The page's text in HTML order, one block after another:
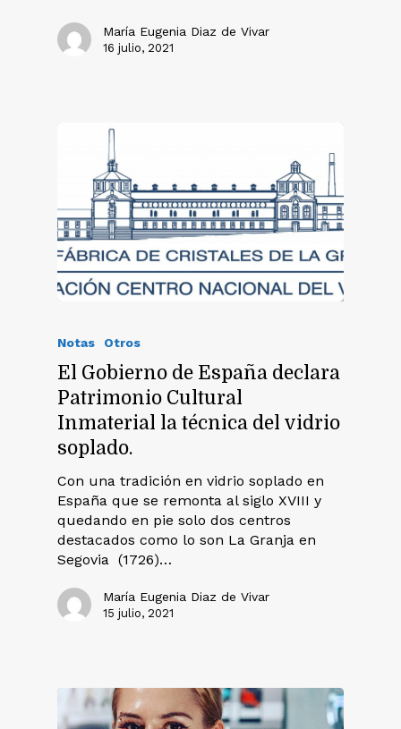
María Eugenia Diaz de Vivar
16 julio, 2021
Notas Otros
El Gobierno de España declara
Patrimonio Cultural
Inmaterial la técnica del vidrio
soplado.
Con una tradición en vidrio soplado en
España que se remonta al siglo XVIII y
quedando en pie solo dos centros
destacados como lo son La Granja en
Segovia (1726)…
María Eugenia Diaz de Vivar
15 julio, 2021